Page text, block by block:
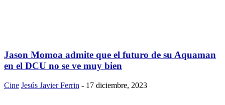
Jason Momoa admite que el futuro de su Aquaman
en el DCU no se ve muy bien
Cine Jesús Javier Ferrin - 17 diciembre, 2023